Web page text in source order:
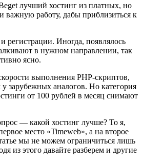
лучший хостинг из платных, но
важную работу, дабы приблизиться к
регистрации. Иногда, появлялось
в нужном направлении, так
ясно.
выполнения PHP-скриптов,
зарубежных аналогов. Но категория
от 100 рублей в месяц снимают
— какой хостинг лучше? То я,
место «Timeweb», а на второе
мы не можем ограничиться лишь
из этого давайте разберем и другие